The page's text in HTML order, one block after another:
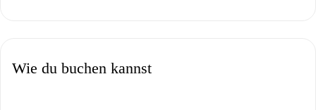
Wie du buchen kannst